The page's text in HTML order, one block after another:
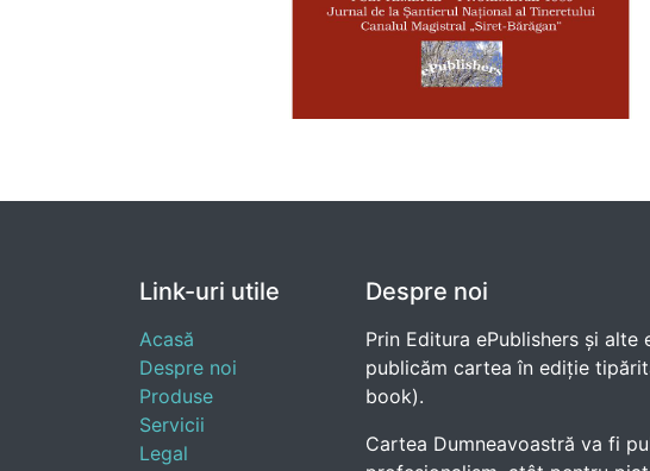
Link-uri utile
Acasă
Despre noi
Produse
Servicii
Legal
Despre noi
Prin Editura ePublishers și alte
publicăm cartea în ediție
book).
Cartea Dumneavoastră va fi